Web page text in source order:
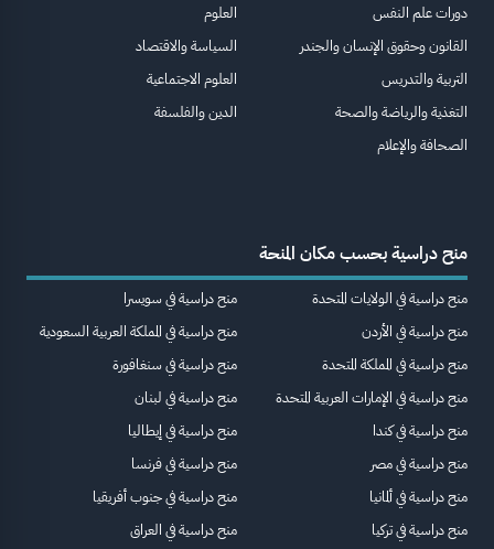
دورات علم النفس
القانون وحقوق الإنسان والجندر
التربية والتدريس
التغذية والرياضة والصحة
الصحافة والإعلام
العلوم
السياسة والاقتصاد
العلوم الاجتماعية
الدين والفلسفة
منح دراسية بحسب مكان المنحة
منح دراسية في الولايات المتحدة
منح دراسية في الأردن
منح دراسية في المملكة المتحدة
منح دراسية في الإمارات العربية المتحدة
منح دراسية في كندا
منح دراسية في مصر
منح دراسية في ألمانيا
منح دراسية في تركيا
منح دراسية في سويسرا
منح دراسية في المملكة العربية السعودية
منح دراسية في سنغافورة
منح دراسية في لبنان
منح دراسية في إيطاليا
منح دراسية في فرنسا
منح دراسية في جنوب أفريقيا
منح دراسية في العراق